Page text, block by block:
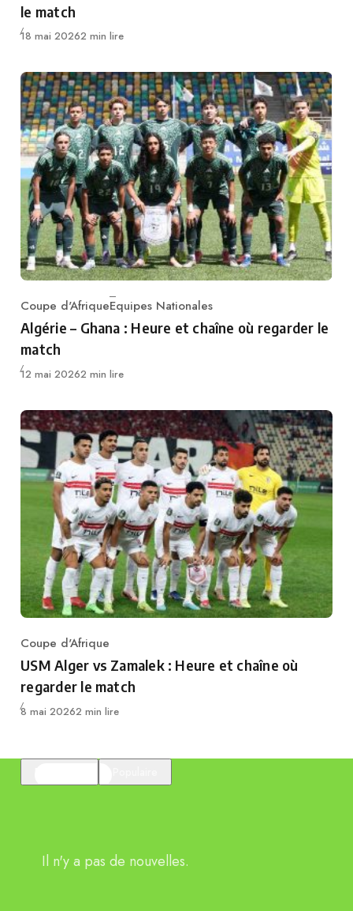
le match
Publié
18 mai 20262 min lire
Category
Coupe d'AfriqueEquipes Nationales
Algérie – Ghana : Heure et chaîne où regarder le
match
Publié
12 mai 20262 min lire
Category
Coupe d'Afrique
USM Alger vs Zamalek : Heure et chaîne où
regarder le match
Publié
8 mai 20262 min lire
Il n'y a pas de nouvelles.